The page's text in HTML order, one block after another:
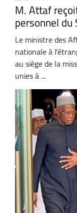
M. Attaf
personnel du
Le ministre des
nationale à
au siège de la
unies à ...